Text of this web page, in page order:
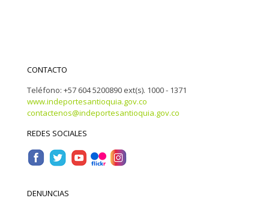
CONTACTO
Teléfono: +57 604 5200890 ext(s). 1000 - 1371
www.indeportesantioquia.gov.co
contactenos@indeportesantioquia.gov.co
REDES SOCIALES
DENUNCIAS